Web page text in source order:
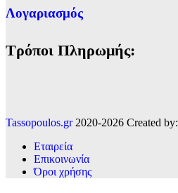
Λογαριασμός
Τρόποι Πληρωμής:
Tassopoulos.gr2020-2026 Created by:
Εταιρεία
Επικοινωνία
Όροι χρήσης